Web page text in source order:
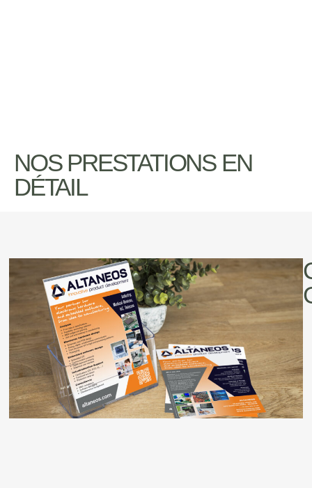
NOS PRESTATIONS EN
DÉTAIL